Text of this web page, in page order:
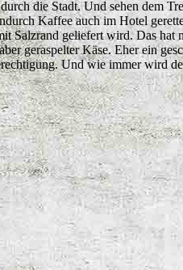
die Stadt. Und sehen dem
Kaffee auch im Hotel
Salzrand geliefert wird. Das hat
geraspelter Käse. Eher ein
Und wie immer wird